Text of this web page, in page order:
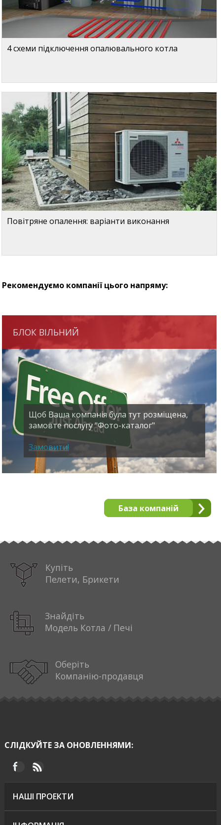
4 схеми підключення опалювального котла
Повітряне опалення: варіанти виконання
Рекомендуємо компанії цього напряму:
БЛОК ВІЛЬНИЙ
Щоб Ваша компанія була тут розміщена,
замовте послугу "Фото-каталог"
Замовити!
База компаній
Купіть
Пелети, Брикети
Знайдіть
Модель Котла / Печі
Оберіть
Компанію-продавця
СЛІДКУЙТЕ ЗА ОНОВЛЕННЯМИ:
НАШІ ПРОЕКТИ